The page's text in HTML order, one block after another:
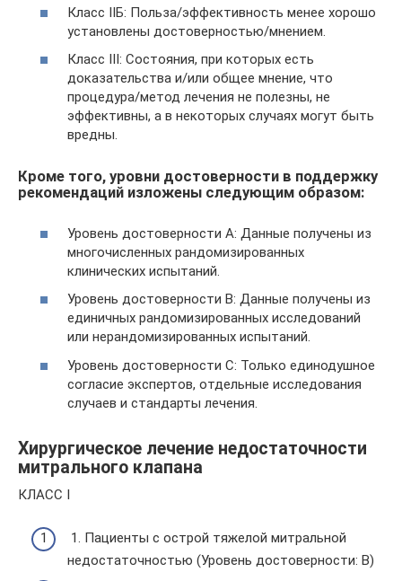
Класс IIБ: Польза/эффективность менее хорошо
установлены достоверностью/мнением.
Класс III: Состояния, при которых есть
доказательства и/или общее мнение, что
процедура/метод лечения не полезны, не
эффективны, а в некоторых случаях могут быть
вредны.
Кроме того, уровни достоверности в поддержку
рекомендаций изложены следующим образом:
Уровень достоверности А: Данные получены из
многочисленных рандомизированных
клинических испытаний.
Уровень достоверности В: Данные получены из
единичных рандомизированных исследований
или нерандомизированных испытаний.
Уровень достоверности С: Только единодушное
согласие экспертов, отдельные исследования
случаев и стандарты лечения.
Хирургическое лечение недостаточности
митрального клапана
КЛАСС I
1. Пациенты с острой тяжелой митральной
недостаточностью (Уровень достоверности: B)